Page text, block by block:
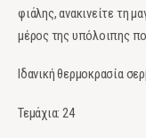
φιάλης, ανακινείτε τη
μέρος της υπόλοιπης
Ιδανική θερμοκρασία
Τεμάχια: 24